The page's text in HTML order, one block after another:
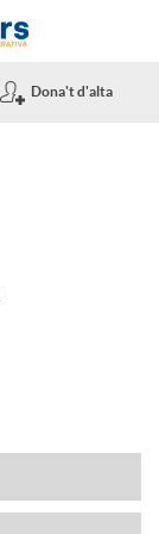
Dona't d'alta